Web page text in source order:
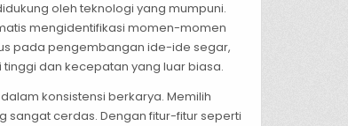
oleh teknologi yang mumpuni.
mengidentifikasi momen-momen
pada pengembangan ide-ide segar,
dan kecepatan yang luar biasa.
konsistensi berkarya. Memilih
sangat cerdas. Dengan fitur-fitur seperti